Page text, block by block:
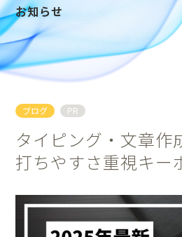
お知らせ
ブログ PR
タイピング・文章作
打ちやすさ重視キー